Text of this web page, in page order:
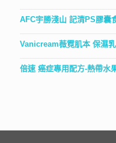
AFC宇勝淺山 記清PS膠囊
Vanicream薇霓肌本 保濕
倍速 癌症專用配方-熱帶水